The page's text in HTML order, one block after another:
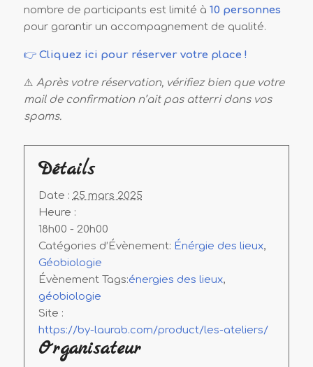
nombre de participants est limité à 10 personnes
pour garantir un accompagnement de qualité.
👉 Cliquez ici pour réserver votre place !
⚠️ Après votre réservation, vérifiez bien que votre
mail de confirmation n’ait pas atterri dans vos
spams.
Détails
Date : 25 mars 2025
Heure :
18h00 - 20h00
Catégories d’Évènement: Énérgie des lieux,
Géobiologie
Évènement Tags:énergies des lieux,
géobiologie
Site :
https://by-laurab.com/product/les-ateliers/
Organisateur